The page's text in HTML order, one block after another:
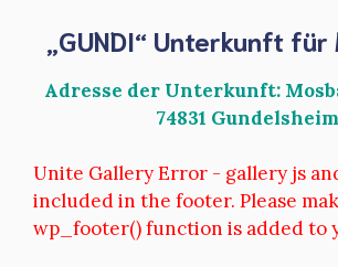
„GUNDI“ Unterkunft
Adresse der Unterkunft:
74831 Gundelsheim
Unite Gallery Error - gallery js
included in the footer. Please
wp_footer() function is added to